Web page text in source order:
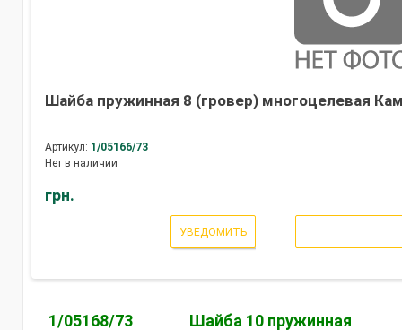
Шайба пружинная 8 (гровер) многоцелевая
Артикул: 1/05166/73
Нет в наличии
грн.
УВЕДОМИТЬ
1/05168/73 Шайба 10 пружинная